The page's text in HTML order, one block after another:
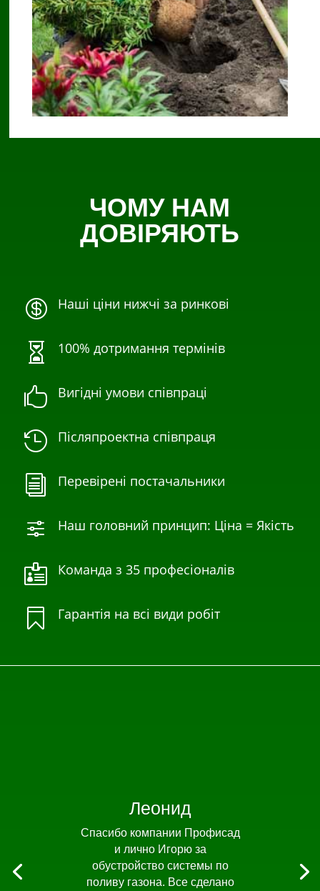
ЧОМУ НАМ
ДОВІРЯЮТЬ
 Наші ціни нижчі за ринкові
 100% дотримання термінів
 Вигідні умови співпраці
 Післяпроектна співпраця
i Перевірені постачальники
f Наш головний принцип: Ціна = Якість
 Команда з 35 професіоналів
 Гарантія на всі види робіт
Леонид
Спасибо компании Профисад
и лично Игорю за
обустройство системы по
поливу газона. Все сделано